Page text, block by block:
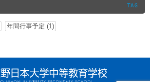
TAG
年間行事予定 (1)